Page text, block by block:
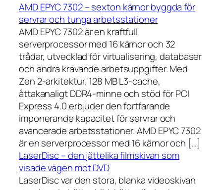
AMD EPYC 7302 – sexton kärnor byggda för
servrar och tunga arbetsstationer
AMD EPYC 7302 är en kraftfull
serverprocessor med 16 kärnor och 32
trådar, utvecklad för virtualisering, databaser
och andra krävande arbetsuppgifter. Med
Zen 2-arkitektur, 128 MB L3-cache,
åttakanaligt DDR4-minne och stöd för PCI
Express 4.0 erbjuder den fortfarande
imponerande kapacitet för servrar och
avancerade arbetsstationer. AMD EPYC 7302
är en serverprocessor med 16 kärnor och […]
LaserDisc – den jättelika filmskivan som
visade vägen mot DVD
LaserDisc var den stora, blanka videoskivan